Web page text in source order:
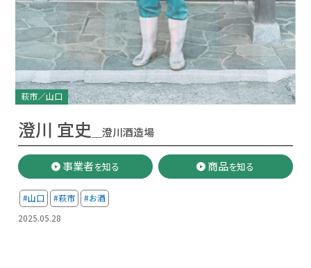
萩市／山口
澄川 宜史 ＿澄川酒造場
事業者を知る 商品を知る
#山口 #萩市
#お酒
2025.05.28